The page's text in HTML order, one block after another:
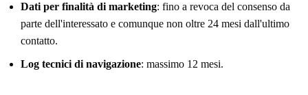
Dati per finalità di marketing: fino a revoca del consenso da
parte dell'interessato e comunque non oltre 24 mesi dall'ultimo
contatto.
Log tecnici di navigazione: massimo 12 mesi.